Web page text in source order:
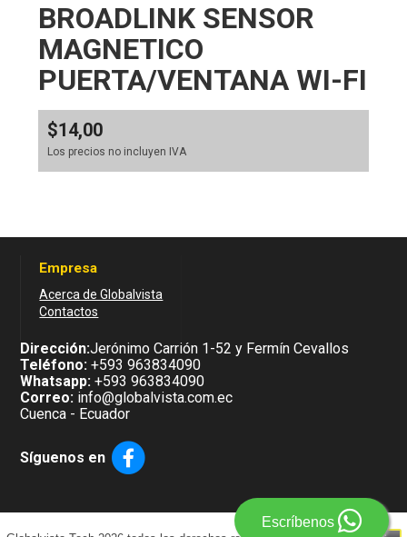
Escríbenos
BROADLINK SENSOR
MAGNETICO
PUERTA/VENTANA WI-FI
$14,00
Los precios no incluyen IVA
Empresa
Acerca de Globalvista
Contactos
Dirección:Jerónimo Carrión 1-52 y Fermín Cevallos
Teléfono: +593 963834090
Whatsapp: +593 963834090
Correo: info@globalvista.com.ec
Cuenca - Ecuador
Síguenos en